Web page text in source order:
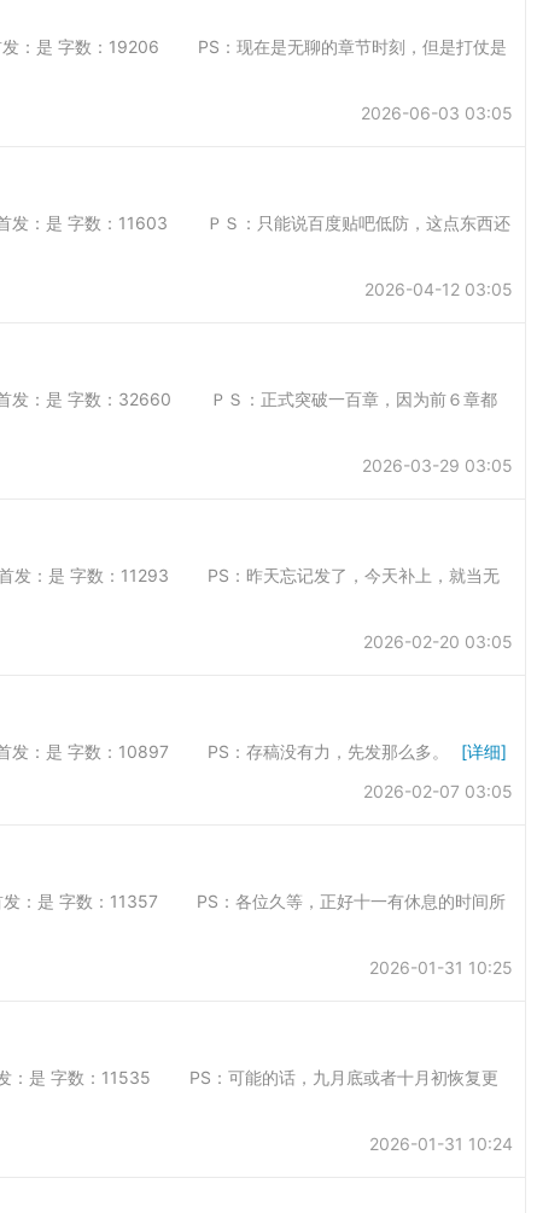
发：是 字数：19206 PS：现在是无聊的章节时刻，但是打仗是
2026-06-03 03:05
发：是 字数：11603 ＰＳ：只能说百度贴吧低防，这点东西还
2026-04-12 03:05
首发：是 字数：32660 ＰＳ：正式突破一百章，因为前６章都
2026-03-29 03:05
发：是 字数：11293 PS：昨天忘记发了，今天补上，就当无
2026-02-20 03:05
发：是 字数：10897 PS：存稿没有力，先发那么多。
[详细]
2026-02-07 03:05
发：是 字数：11357 PS：各位久等，正好十一有休息的时间所
2026-01-31 10:25
：是 字数：11535 PS：可能的话，九月底或者十月初恢复更
2026-01-31 10:24